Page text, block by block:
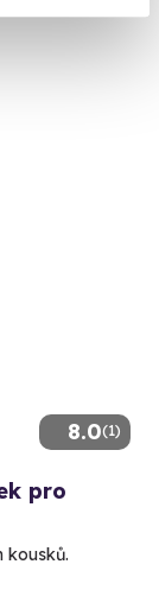
8.0(1)
pro
kousků.